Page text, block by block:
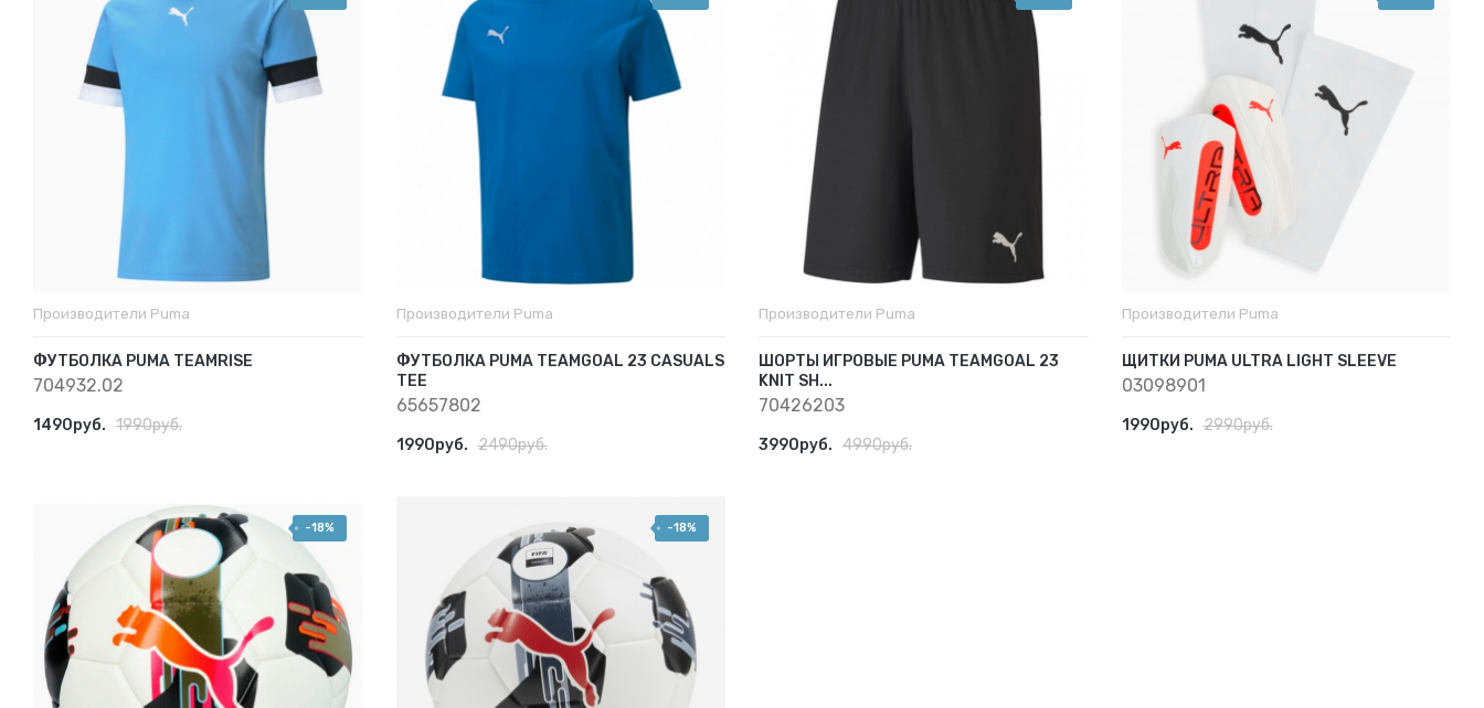
Производители Puma
ФУТБОЛКА PUMA TEAMRISE
704932.02
1490руб. 1990руб.
Производители Puma
ФУТБОЛКА PUMA TEAMGOAL 23 CASUALS
TEE
65657802
1990руб. 2490руб.
Производители Puma
ШОРТЫ ИГРОВЫЕ PUMA TEAMGOAL 23
KNIT SH...
70426203
3990руб. 4990руб.
Производители Puma
ЩИТКИ PUMA ULTRA LIGHT SLEEVE
03098901
1990руб. 2990руб.
-18% -18%